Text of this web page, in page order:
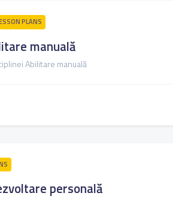
PLANS
manuală
Abilitare manuală
personală